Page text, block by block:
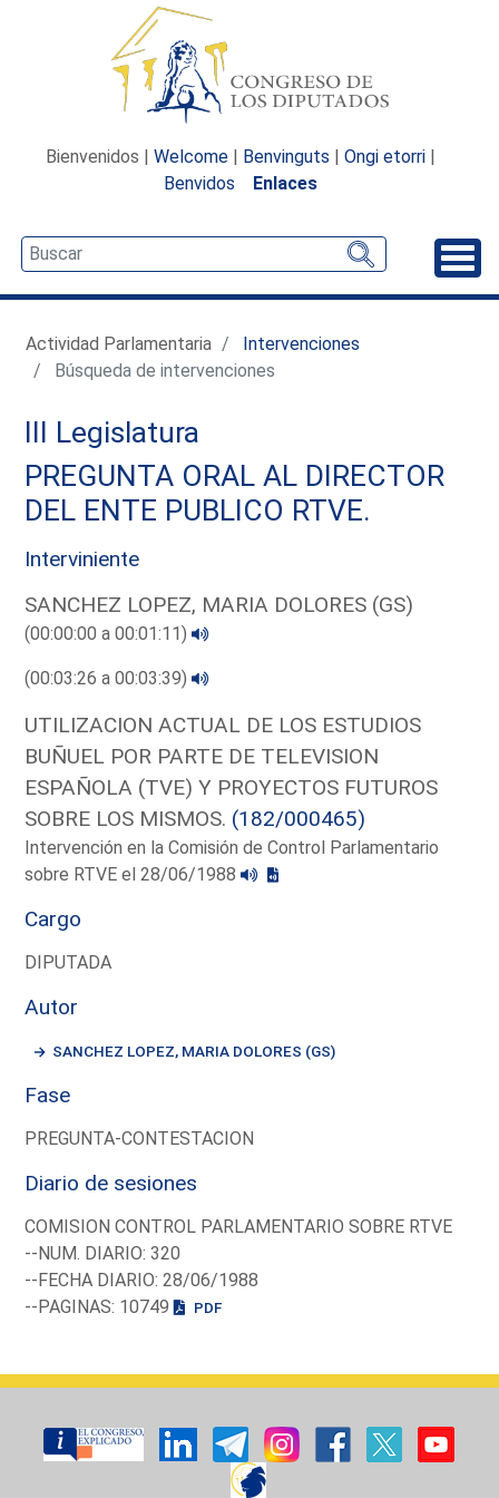
Bienvenidos | Welcome | Benvinguts | Ongi etorri |
Benvidos
Enlaces
Actividad Parlamentaria
Intervenciones
Búsqueda de intervenciones
III Legislatura
PREGUNTA ORAL AL DIRECTOR
DEL ENTE PUBLICO RTVE.
Interviniente
SANCHEZ LOPEZ, MARIA DOLORES (GS)
(00:00:00 a 00:01:11)
(00:03:26 a 00:03:39)
UTILIZACION ACTUAL DE LOS ESTUDIOS
BUÑUEL POR PARTE DE TELEVISION
ESPAÑOLA (TVE) Y PROYECTOS FUTUROS
SOBRE LOS MISMOS. (182/000465)
Intervención en la Comisión de Control Parlamentario
sobre RTVE el 28/06/1988
Cargo
DIPUTADA
Autor
SANCHEZ LOPEZ, MARIA DOLORES (GS)
Fase
PREGUNTA-CONTESTACION
Diario de sesiones
COMISION CONTROL PARLAMENTARIO SOBRE RTVE
--NUM. DIARIO: 320
--FECHA DIARIO: 28/06/1988
--PAGINAS: 10749
PDF